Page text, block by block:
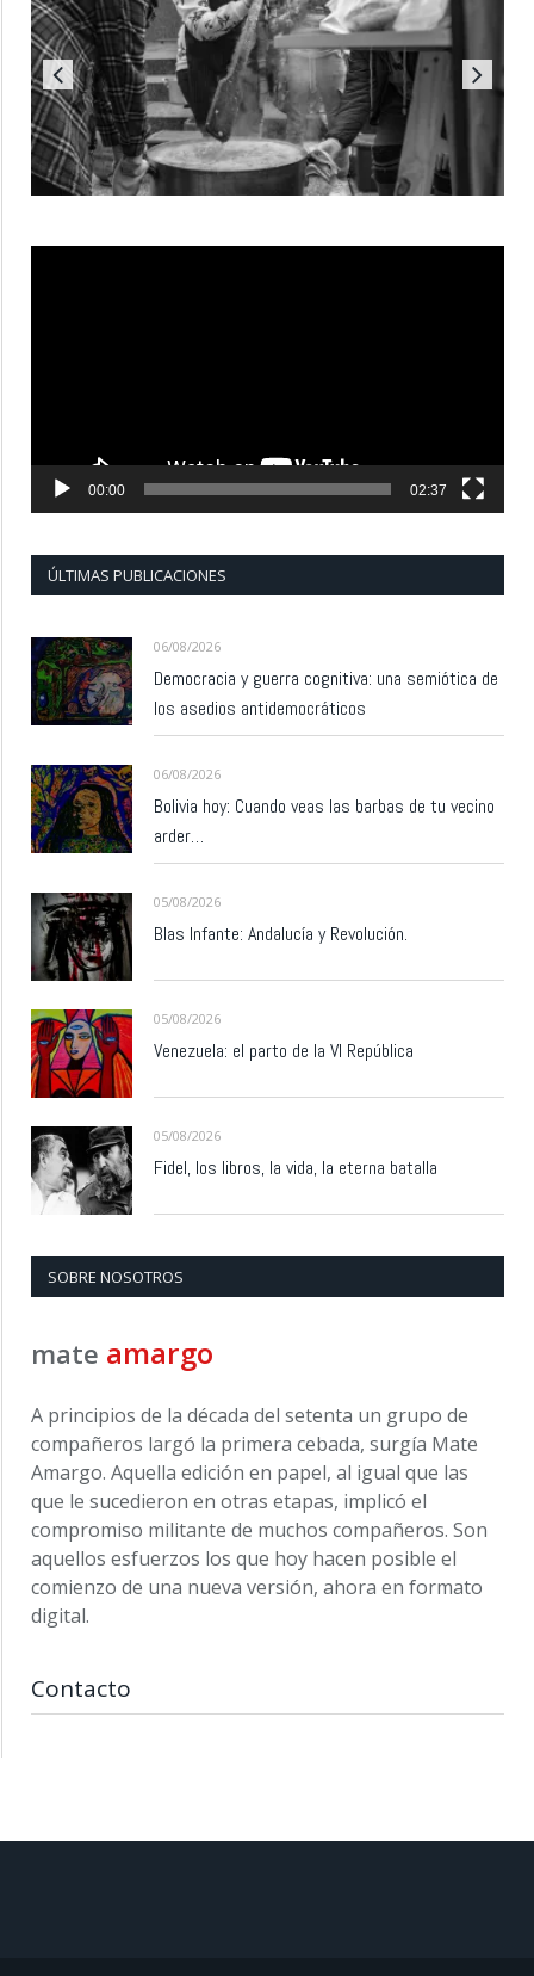
00:00 02:37
ÚLTIMAS PUBLICACIONES
06/08/2026
Democracia y guerra cognitiva: una semiótica de
los asedios antidemocráticos
06/08/2026
Bolivia hoy: Cuando veas las barbas de tu vecino
arder…
05/08/2026
Blas Infante: Andalucía y Revolución.
05/08/2026
Venezuela: el parto de la VI República
05/08/2026
Fidel, los libros, la vida, la eterna batalla
SOBRE NOSOTROS
mate amargo
A principios de la década del setenta un grupo de
compañeros largó la primera cebada, surgía Mate
Amargo. Aquella edición en papel, al igual que las
que le sucedieron en otras etapas, implicó el
compromiso militante de muchos compañeros. Son
aquellos esfuerzos los que hoy hacen posible el
comienzo de una nueva versión, ahora en formato
digital.
Contacto